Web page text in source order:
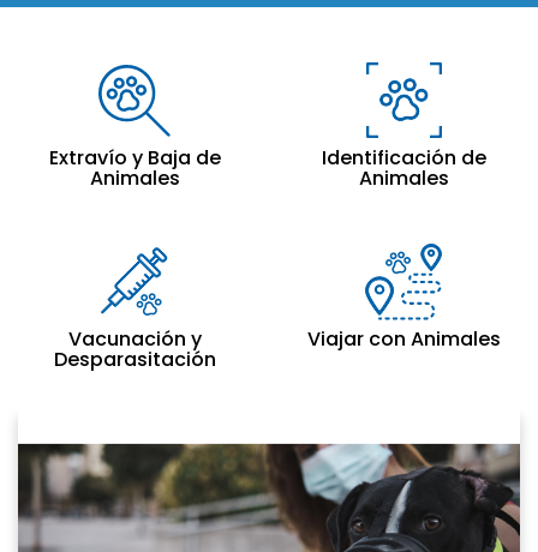
Extravío y Baja de
Animales
Identificación de
Animales
Vacunación y
Desparasitación
Viajar con Animales